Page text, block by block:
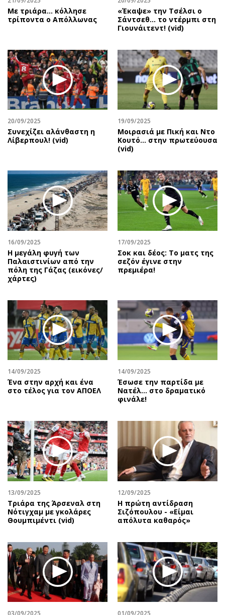
Σινεμά
Εικαστικά
Βιβλίο
Χειρόγραφα
Wine routes
Podcasts
Προσφορές
Προσωπικότητες στην ''Κ''
Επιστολές
Με τριάρα... κόλλησε
τρίποντα ο Απόλλωνας
«Έκαψε» την Τσέλσι ο
Σάντσεθ... το ντέρμπι στη
Γιουνάιτεντ! (vid)
20/09/2025
Συνεχίζει αλάνθαστη η
Λίβερπουλ! (vid)
19/09/2025
Μοιρασιά με Πική και Ντο
Κουτό… στην πρωτεύουσα
(vid)
16/09/2025
Η μεγάλη φυγή των
Παλαιστινίων από την
πόλη της Γάζας (εικόνες/
χάρτες)
17/09/2025
Σοκ και δέος: Το ματς της
σεζόν έγινε στην
πρεμιέρα!
14/09/2025
Ένα στην αρχή και ένα
στο τέλος για τον ΑΠΟΕΛ
14/09/2025
Έσωσε την παρτίδα με
Νατέλ… στο δραματικό
φινάλε!
13/09/2025
Τριάρα της Άρσεναλ στη
Νότιγχαμ με γκολάρες
Θουμπιμέντι (vid)
12/09/2025
Η πρώτη αντίδραση
Σιζόπουλoυ - «Είμαι
απόλυτα καθαρός»
03/09/2025 01/09/2025